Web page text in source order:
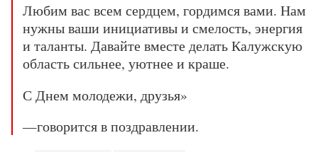
Любим вас всем сердцем, гордимся вами.Нам
нужны ваши инициативы и смелость, энергия
и таланты. Давайте вместе делать Калужскую
область сильнее, уютнее и краше.
С Днем молодежи, друзья»
—говорится в поздравлении.